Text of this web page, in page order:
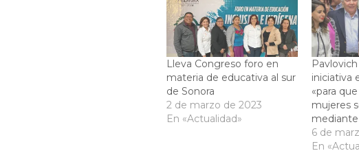
Lleva Congreso foro en
materia de educativa al sur
de Sonora
2 de marzo de 2023
En «Actualidad»
iniciativa
«para
mujeres
mediante
6 de
En